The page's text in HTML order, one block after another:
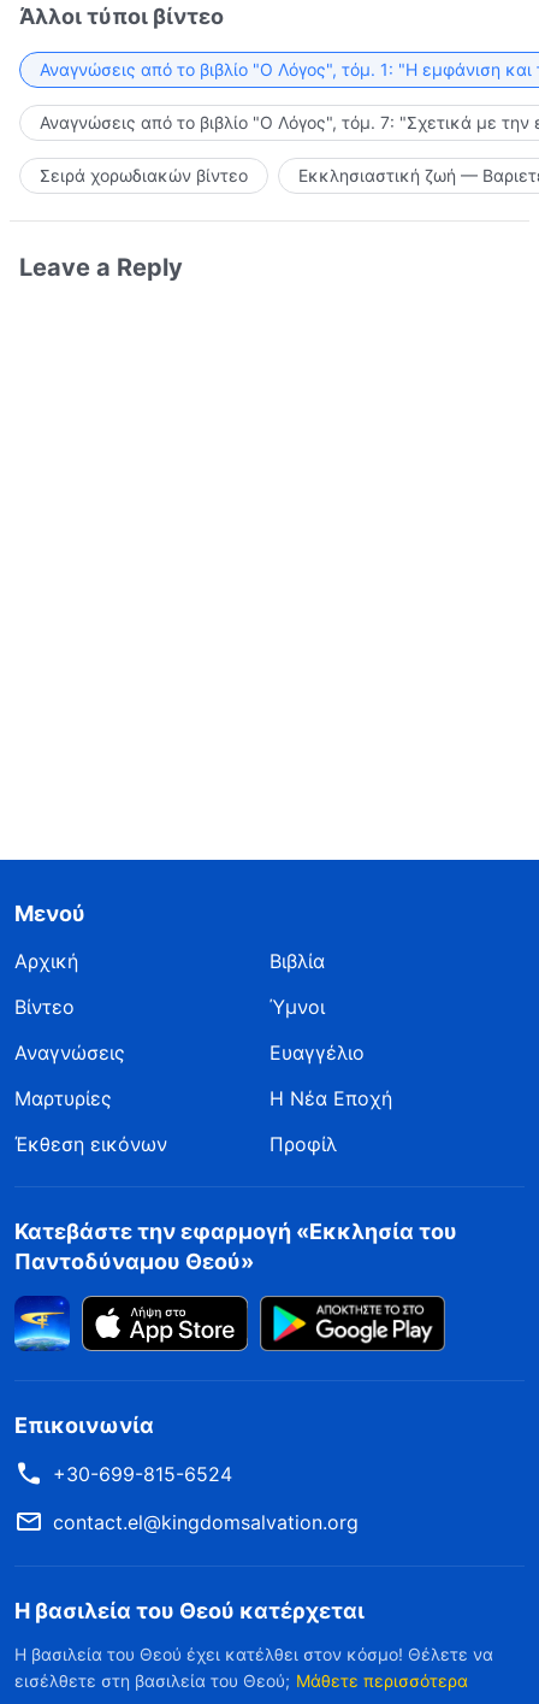
Άλλοι τύποι βίντεο
Αναγνώσεις από το βιβλίο "Ο Λόγος", τόμ. 1: "Η εμφάνιση
Αναγνώσεις από το βιβλίο "Ο Λόγος", τόμ. 7: "Σχετικά με την
Σειρά χορωδιακών βίντεο Εκκλησιαστική ζωή —
Leave a Reply
Μενού
Αρχική
Βιβλία
Βίντεο
Ύμνοι
Αναγνώσεις
Ευαγγέλιο
Μαρτυρίες
Η Νέα Εποχή
Έκθεση εικόνων
Προφίλ
Κατεβάστε την εφαρμογή «Εκκλησία του
Παντοδύναμου Θεού»
Επικοινωνία
+30-699-815-6524
contact.el@kingdomsalvation.org
Η βασιλεία του Θεού κατέρχεται
Η βασιλεία του Θεού έχει κατέλθει στον κόσμο! Θέλετε να
εισέλθετε στη βασιλεία του Θεού; Μάθετε περισσότερα